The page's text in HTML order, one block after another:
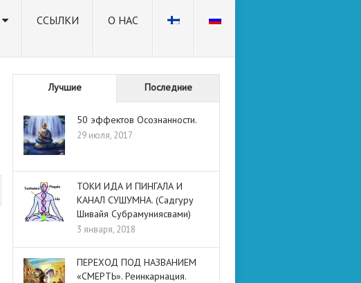
ССЫЛКИ О НАС
Лучшие Последние
50 эффектов Осознанности.
29 июля, 2017
ТОКИ ИДА И ПИНГАЛА И
КАНАЛ СУШУМНА. (Садгуру
Шивайя Субрамуниясвами)
3 января, 2018
ПЕРЕХОД ПОД НАЗВАНИЕМ
«СМЕРТЬ». Реинкарнация.